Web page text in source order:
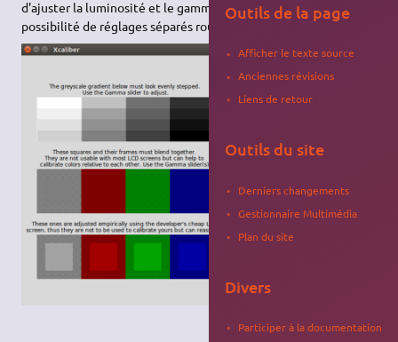
d'ajuster la luminosité et le gamma de votre écran, avec
possibilité de réglages séparés rouge vert bleu.
Outils de la page
Afficher le texte source
Anciennes révisions
Liens de retour
Outils du site
Derniers changements
Gestionnaire Multimédia
Plan du site
Divers
Participer à la documentation